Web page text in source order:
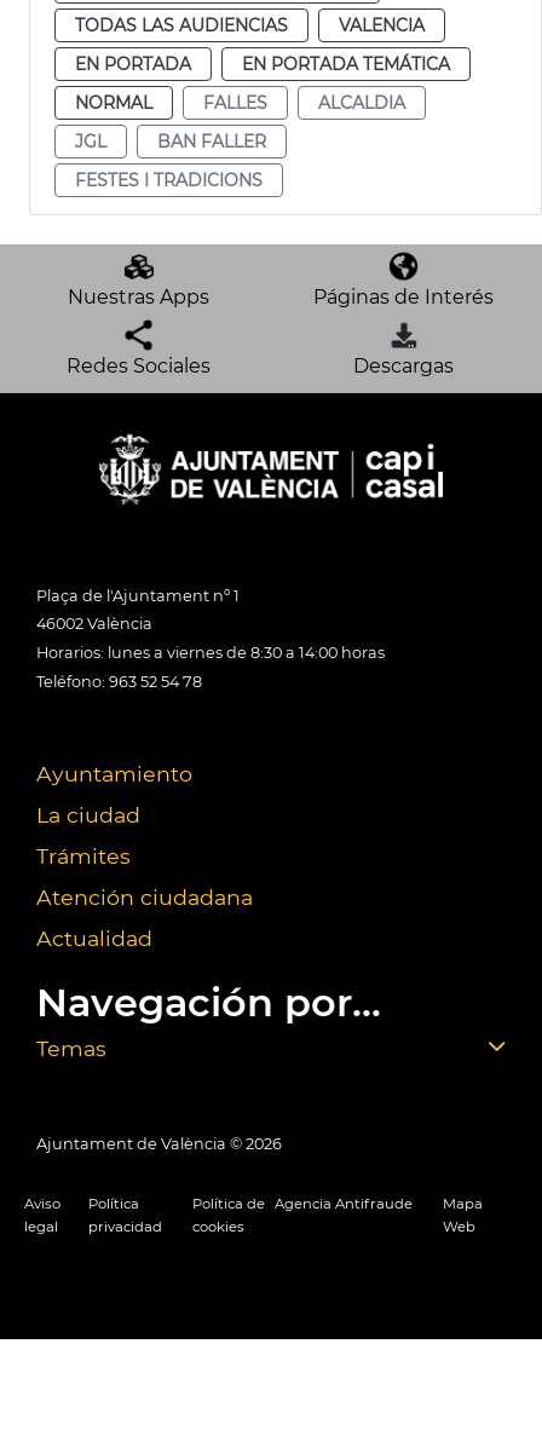
TODAS LAS AUDIENCIAS
VALENCIA
EN PORTADA
EN PORTADA TEMÁTICA
NORMAL
FALLES
ALCALDIA
JGL
BAN FALLER
FESTES I TRADICIONS
Nuestras Apps Páginas de Interés
Redes Sociales Descargas
Plaça de l'Ajuntament nº 1
46002 València
Horarios: lunes a viernes de 8:30 a 14:00 horas
Teléfono: 963 52 54 78
Ayuntamiento
La ciudad
Trámites
Atención ciudadana
Actualidad
Navegación por...
Temas
Ajuntament de València © 2026
Aviso
legal
Política
privacidad
Política de
cookies
Agencia Antifraude
Mapa
Web